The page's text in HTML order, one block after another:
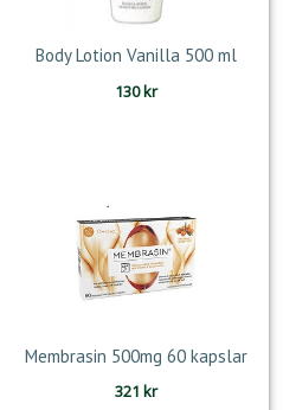
Body Lotion Vanilla 500 ml
130kr
Membrasin 500mg 60 kapslar
321 kr